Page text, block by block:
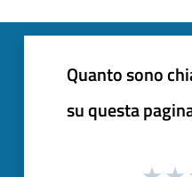
Quanto sono
su questa